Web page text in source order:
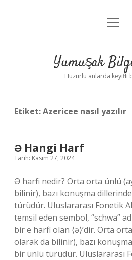
Anasayfa
Yasal
menüyü
Yumuşak
Huzurlu anlarda keyifli
Etiket:Azericee nasıl yazılır
Ə Hangi Harf
Tarih: Kasım 27, 2024
Ə harfi nedir? Orta orta ünlü
bilinir), bazı konuşma
türüdür. Uluslararası Fonetik
temsil eden sembol, “schwa”
bir e harfi olan ⟨ə⟩’dir. Orta
olarak da bilinir), bazı
bir ünlü türüdür. Uluslararası